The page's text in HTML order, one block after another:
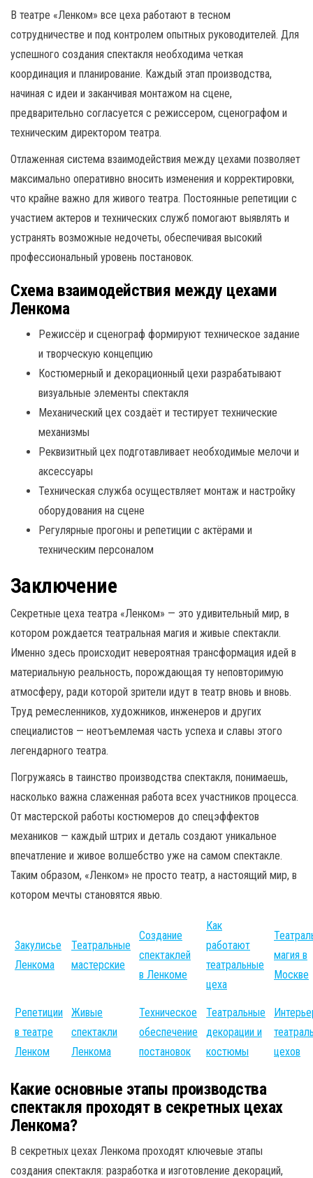
В театре «Ленком» все цеха работают в тесном
сотрудничестве и под контролем опытных руководителей. Для
успешного создания спектакля необходима четкая
координация и планирование. Каждый этап производства,
начиная с идеи и заканчивая монтажом на сцене,
предварительно согласуется с режиссером, сценографом и
техническим директором театра.
Отлаженная система взаимодействия между цехами позволяет
максимально оперативно вносить изменения и корректировки,
что крайне важно для живого театра. Постоянные репетиции с
участием актеров и технических служб помогают выявлять и
устранять возможные недочеты, обеспечивая высокий
профессиональный уровень постановок.
Схема взаимодействия между цехами
Ленкома
Режиссёр и сценограф формируют техническое задание
и творческую концепцию
Костюмерный и декорационный цехи разрабатывают
визуальные элементы спектакля
Механический цех создаёт и тестирует технические
механизмы
Реквизитный цех подготавливает необходимые мелочи и
аксессуары
Техническая служба осуществляет монтаж и настройку
оборудования на сцене
Регулярные прогоны и репетиции с актёрами и
техническим персоналом
Заключение
Секретные цеха театра «Ленком» — это удивительный мир, в
котором рождается театральная магия и живые спектакли.
Именно здесь происходит невероятная трансформация идей в
материальную реальность, порождающая ту неповторимую
атмосферу, ради которой зрители идут в театр вновь и вновь.
Труд ремесленников, художников, инженеров и других
специалистов — неотъемлемая часть успеха и славы этого
легендарного театра.
Погружаясь в таинство производства спектакля, понимаешь,
насколько важна слаженная работа всех участников процесса.
От мастерской работы костюмеров до спецэффектов
механиков — каждый штрих и деталь создают уникальное
впечатление и живое волшебство уже на самом спектакле.
Таким образом, «Ленком» не просто театр, а настоящий мир, в
котором мечты становятся явью.
Закулисье
Ленкома
Театральные
мастерские
Создание
спектаклей
в Ленкоме
Как
работают
театральные
цеха
магия в
Москве
Репетиции
в театре
Ленком
Живые
спектакли
Ленкома
Техническое
обеспечение
постановок
Театральные
декорации и
костюмы
цехов
Какие основные этапы производства
спектакля проходят в секретных цехах
Ленкома?
В секретных цехах Ленкома проходят ключевые этапы
создания спектакля: разработка и изготовление декораций,